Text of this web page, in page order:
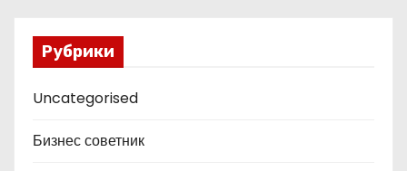
Рубрики
Uncategorised
Бизнес советник